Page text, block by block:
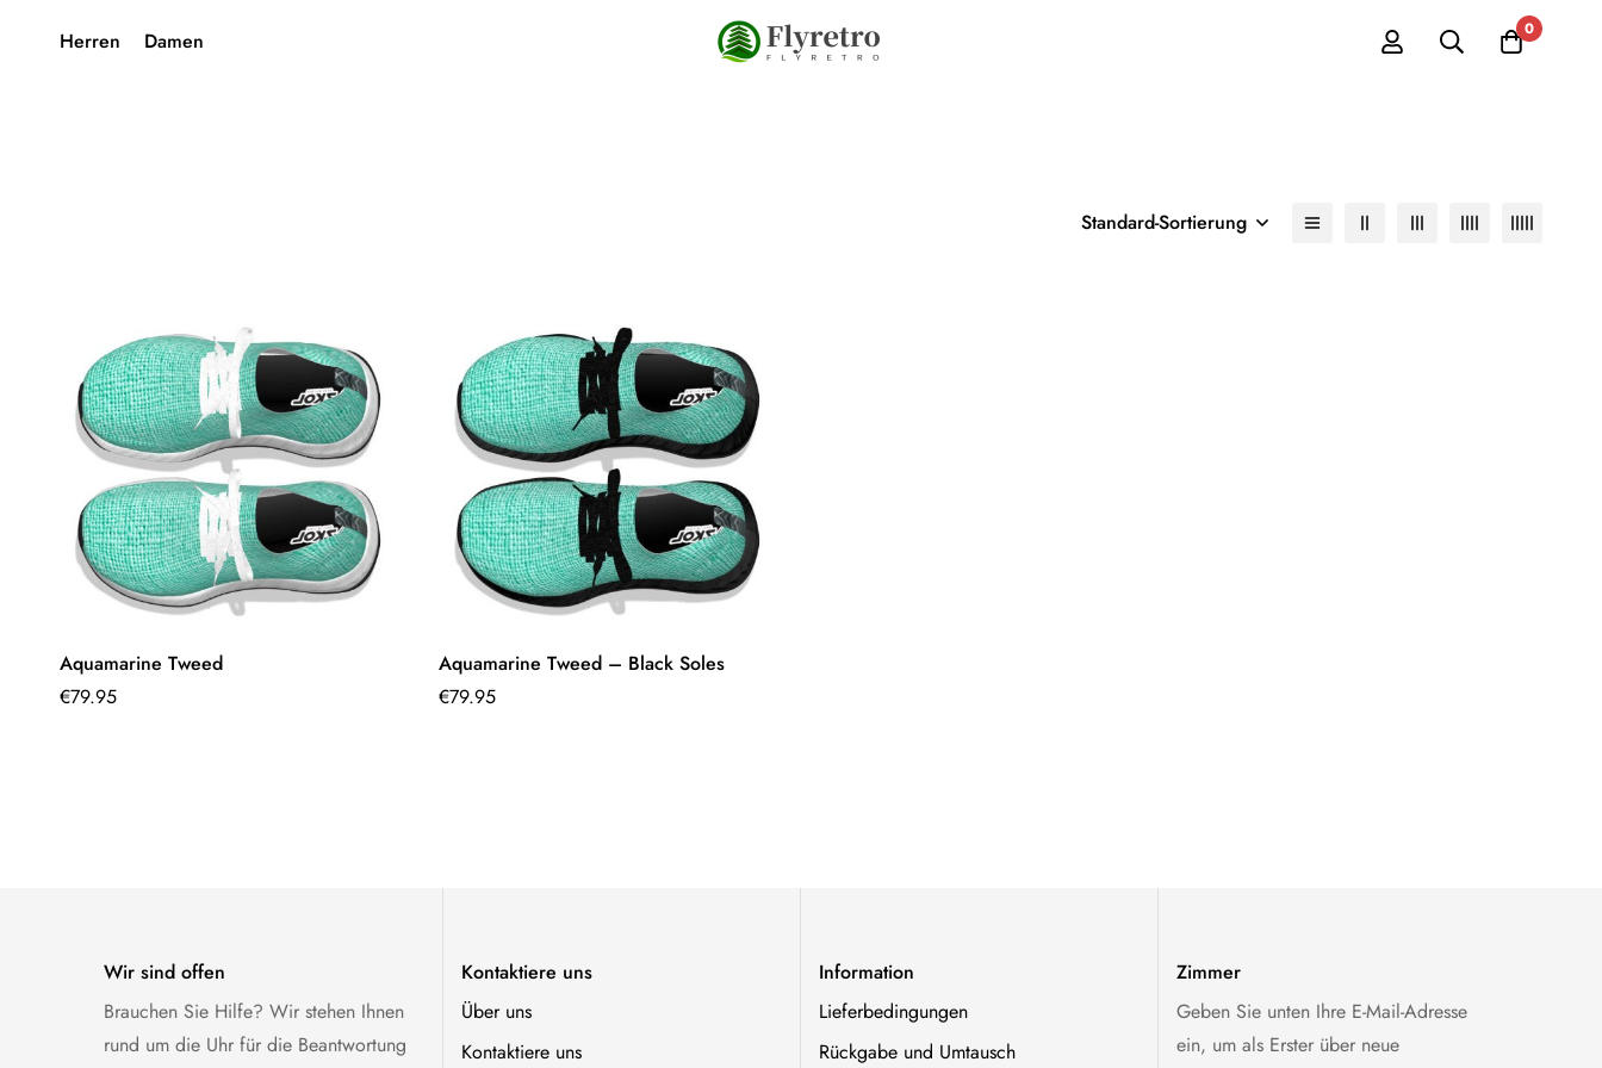
Herren Damen 0
Standard-Sortierung
Aquamarine Tweed
€79.95
Aquamarine Tweed – Black Soles
€79.95
Wir sind offen
Brauchen Sie Hilfe? Wir stehen Ihnen
rund um die Uhr für die Beantwortung
Kontaktiere uns
Über uns
Kontaktiere uns
Information
Lieferbedingungen
Rückgabe und Umtausch
Zimmer
Geben Sie unten Ihre E-Mail-Adresse
ein, um als Erster über neue